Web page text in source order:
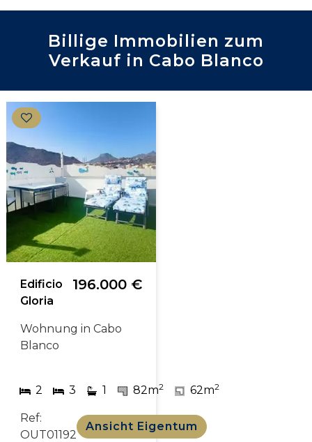
Billige Immobilien zum
Verkauf in Cabo Blanco
Edificio
Gloria
196.000 €
Wohnung in Cabo
Blanco
2 3 1 82m2 62m2
Ref:
OUT01192
Ansicht Eigentum